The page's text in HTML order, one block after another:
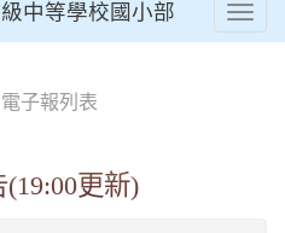
中等學校國小部
電子報列表
更新)